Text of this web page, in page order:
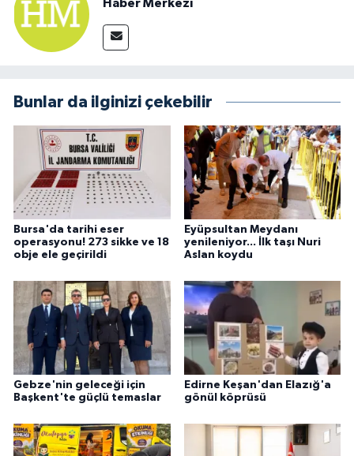
Haber Merkezi
Bunlar da ilginizi çekebilir
Bursa'da tarihi eser
operasyonu! 273 sikke ve 18
obje ele geçirildi
Eyüpsultan Meydanı
yenileniyor... İlk taşı Nuri
Aslan koydu
Gebze'nin geleceği için
Başkent'te güçlü temaslar
Edirne Keşan'dan Elazığ'a
gönül köprüsü